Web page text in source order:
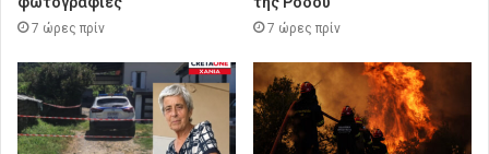
7 ώρες πρίν 7 ώρες πρίν